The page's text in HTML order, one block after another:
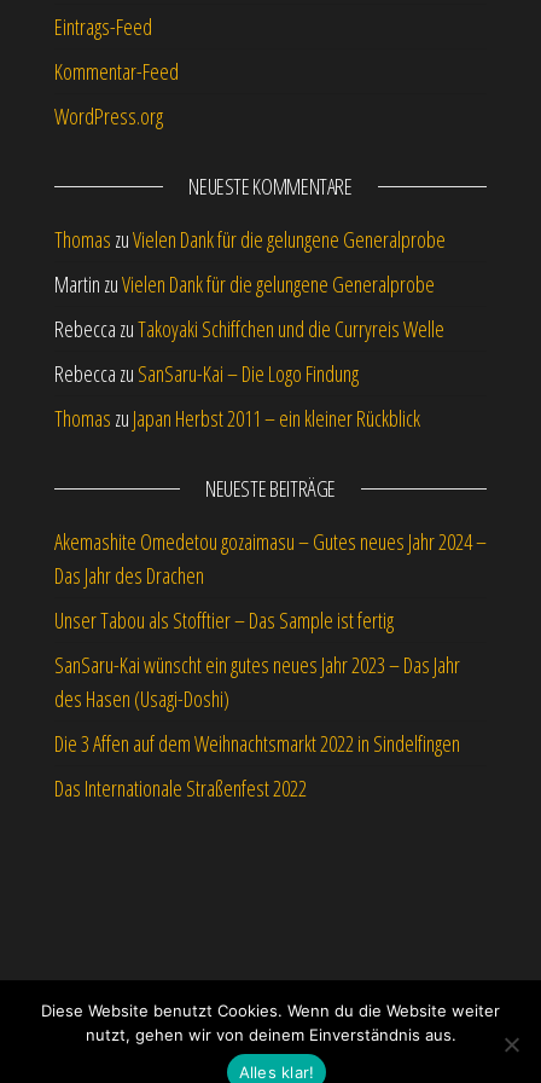
Eintrags-Feed
Kommentar-Feed
WordPress.org
NEUESTE KOMMENTARE
Thomas zuVielen Dank für die gelungene Generalprobe
Martin zuVielen Dank für die gelungene Generalprobe
Rebecca zuTakoyaki Schiffchen und die Curryreis Welle
Rebecca zu SanSaru-Kai – Die Logo Findung
Thomas zu Japan Herbst 2011 – ein kleiner Rückblick
NEUESTE BEITRÄGE
Akemashite Omedetou gozaimasu – Gutes neues Jahr 2024 –
Das Jahr des Drachen
Unser Tabou als Stofftier – Das Sample ist fertig
SanSaru-Kai wünscht ein gutes neues Jahr 2023 – Das Jahr
des Hasen (Usagi-Doshi)
Die 3 Affen auf dem Weihnachtsmarkt 2022 in Sindelfingen
Das Internationale Straßenfest 2022
WordPress|Theme:
Diese Website benutzt Cookies. Wenn du die Website weiter
nutzt, gehen wir von deinem Einverständnis aus.
Alles klar!